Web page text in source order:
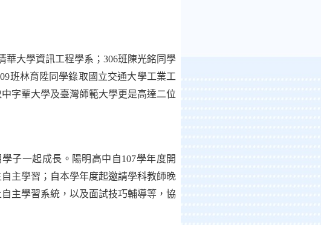
華大學資訊工程學系； 306班陳光銘同學
班林育陞同學錄取國立交通大學工業工
字輩大學及臺灣師範大學更是高達二位
子一起成長。陽明高中自107學年度開
主學習；自本學年度起邀請學科教師晚
主學習系統，以及面試技巧輔導等，協